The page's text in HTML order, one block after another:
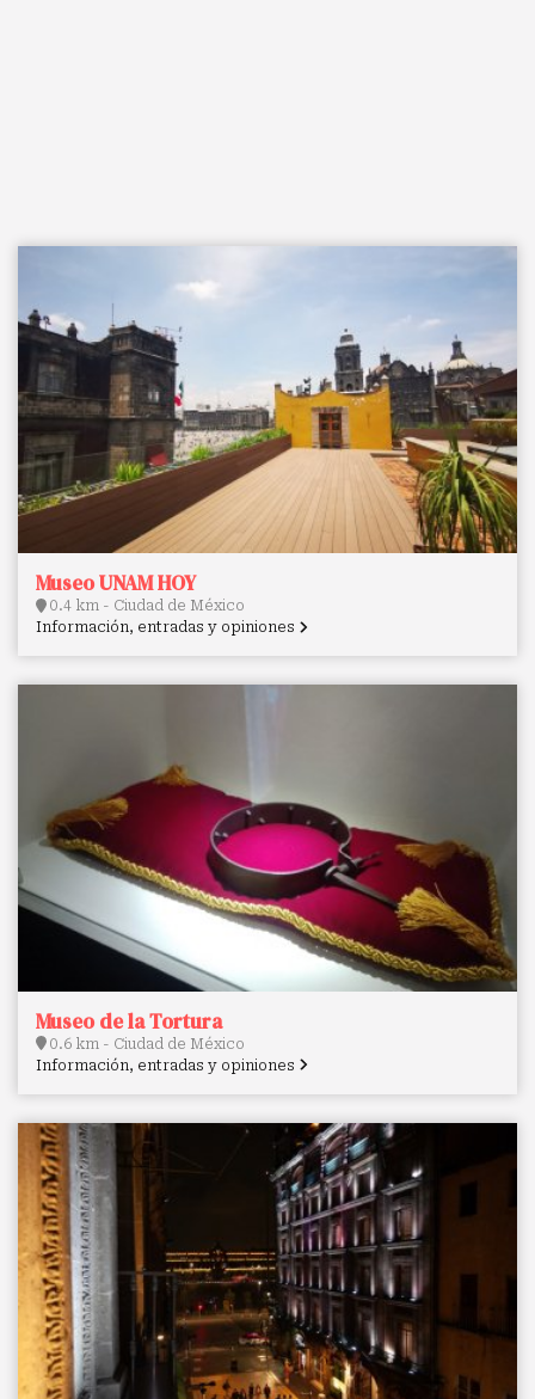
Museo UNAM HOY
0.4 km - Ciudad de México
Información, entradas y opiniones
Museo de la Tortura
0.6 km - Ciudad de México
Información, entradas y opiniones